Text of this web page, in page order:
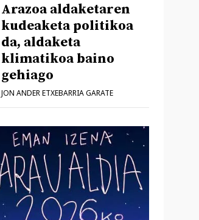
Arazoa aldaketaren
kudeaketa politikoa
da, aldaketa
klimatikoa baino
gehiago
JON ANDER ETXEBARRIA GARATE